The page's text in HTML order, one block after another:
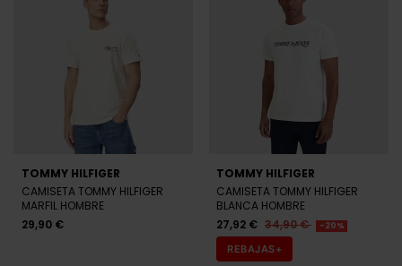
TOMMY HILFIGER
CAMISETA TOMMY HILFIGER
MARFIL HOMBRE
29,90 €
TOMMY HILFIGER
CAMISETA TOMMY HILFIGER
BLANCA HOMBRE
27,92 € 34,90 € -20%
REBAJAS+